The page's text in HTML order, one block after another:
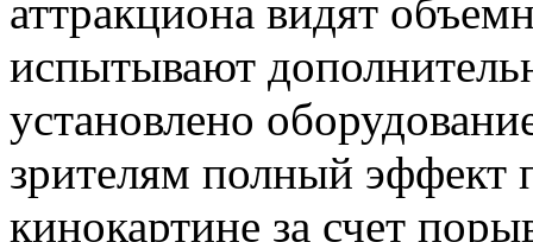
аттракциона видят
испытывают
установлено
зрителям полный эффект
кинокартине за счет